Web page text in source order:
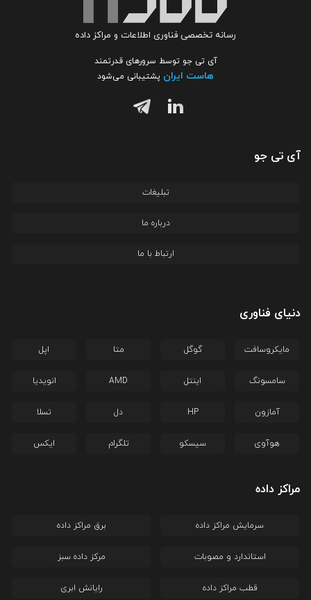
رسانه تخصصی فناوری اطلاعات و مراکز داده
آی تی جو توسط سرورهای قدرتمند
هاست ایران پشتیبانی می‌شود
آی تی جو
تبلیغات
درباره ما
ارتباط با ما
دنیای فناوری
مایکروسافت گوگل متا اپل
سامسونگ اینتل AMD انویدیا
آمازون HP دل تسلا
هوآوی سیسکو تلگرام ایکس
مراکز داده
سرمایش مراکز داده برق مراکز داده
استاندارد و مصوبات مرکز داده سبز
قطب مراکز داده رایانش ابری